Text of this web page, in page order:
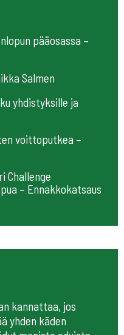
pääosassa –
Salmen
yhdistyksille ja
voittoputkea –
Challenge
– Ennakkokatsaus
kannattaa, jos
yhden käden